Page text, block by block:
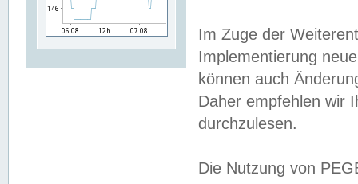
Im Zuge der
Implementierung
können auch
Daher empfehlen wir
durchzulesen.
Die Nutzung von